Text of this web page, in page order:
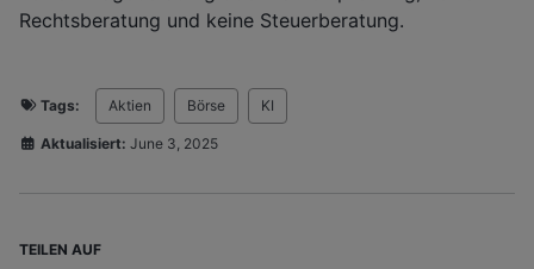
Rechtsberatung und keine Steuerberatung.
Tags: Aktien Börse KI
Aktualisiert: June 3, 2025
TEILEN AUF